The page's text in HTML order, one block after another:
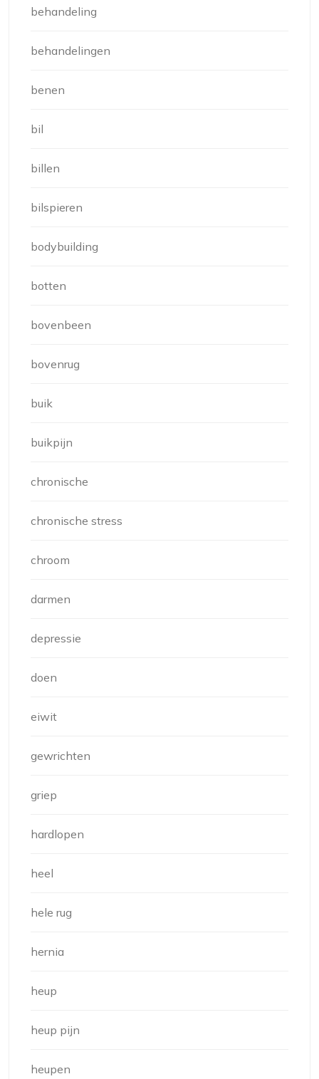
behandeling
behandelingen
benen
bil
billen
bilspieren
bodybuilding
botten
bovenbeen
bovenrug
buik
buikpijn
chronische
chronische stress
chroom
darmen
depressie
doen
eiwit
gewrichten
griep
hardlopen
heel
hele rug
hernia
heup
heup pijn
heupen